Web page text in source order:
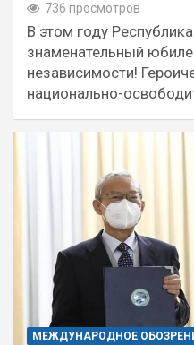
736 просмотров
В этом году
знаменательный
независимости!
национально-
МЕЖДУНАРОДНОЕ